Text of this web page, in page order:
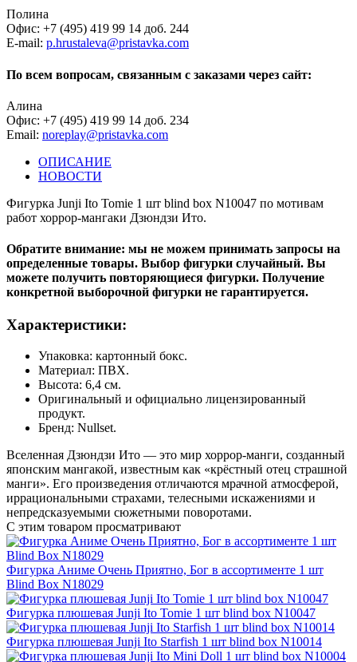
Полина
Офис: +7 (495) 419 99 14 доб. 244
E-mail: p.hrustaleva@pristavka.com
По всем вопросам, связанным с заказами через сайт:
Алина
Офис: +7 (495) 419 99 14 доб. 234
Email: noreplay@pristavka.com
ОПИСАНИЕ
НОВОСТИ
Фигурка Junji Ito Tomie 1 шт blind box N10047 по мотивам
работ хоррор-мангаки Дзюндзи Ито.
Обратите внимание: мы не можем принимать запросы на
определенные товары. Выбор фигурки случайный. Вы
можете получить повторяющиеся фигурки. Получение
конкретной выборочной фигурки не гарантируется.
Характеристики:
Упаковка: картонный бокс.
Материал: ПВХ.
Высота: 6,4 см.
Оригинальный и официально лицензированный
продукт.
Бренд: Nullset.
Вселенная Дзюндзи Ито — это мир хоррор-манги, созданный
японским мангакой, известным как «крёстный отец страшной
манги». Его произведения отличаются мрачной атмосферой,
иррациональными страхами, телесными искажениями и
непредсказуемыми сюжетными поворотами.
С этим товаром просматривают
Фигурка Аниме Очень Приятно, Бог в ассортименте 1 шт
Blind Box N18029
Фигурка плюшевая Junji Ito Tomie 1 шт blind box N10047
Фигурка плюшевая Junji Ito Starfish 1 шт blind box N10014